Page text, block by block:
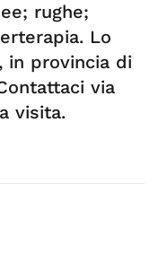
rughe;
Lo
in provincia di
via
visita.